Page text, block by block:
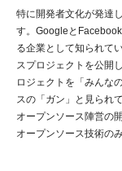
特に開発者文化が発達
す。Googleと
る企業として知られて
スプロジェクトを公開
ロジェクトを「みんな
スの「ガン」と見られ
オープンソース陣営の
オープンソース技術の